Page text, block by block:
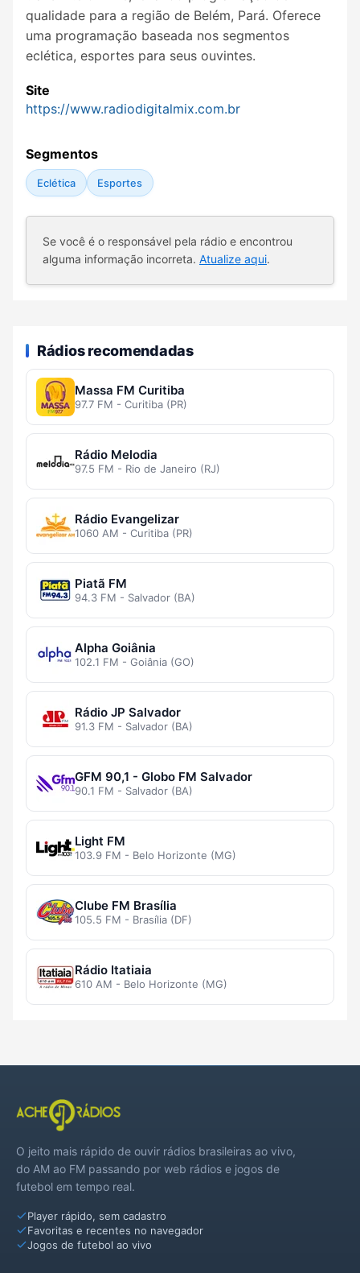
qualidade para a região de Belém, Pará. Oferece
uma programação baseada nos segmentos
eclética, esportes para seus ouvintes.
Site
https://www.radiodigitalmix.com.br
Segmentos
Eclética Esportes
Se você é o responsável pela rádio e encontrou
alguma informação incorreta. Atualize aqui.
Rádios recomendadas
Massa FM Curitiba
97.7 FM - Curitiba (PR)
Rádio Melodia
97.5 FM - Rio de Janeiro (RJ)
Rádio Evangelizar
1060 AM - Curitiba (PR)
Piatã FM
94.3 FM - Salvador (BA)
Alpha Goiânia
102.1 FM - Goiânia (GO)
Rádio JP Salvador
91.3 FM - Salvador (BA)
GFM 90,1 - Globo FM Salvador
90.1 FM - Salvador (BA)
Light FM
103.9 FM - Belo Horizonte (MG)
Clube FM Brasília
105.5 FM - Brasília (DF)
Rádio Itatiaia
610 AM - Belo Horizonte (MG)
O jeito mais rápido de ouvir rádios brasileiras ao vivo,
do AM ao FM passando por web rádios e jogos de
futebol em tempo real.
Player rápido, sem cadastro
Favoritas e recentes no navegador
Jogos de futebol ao vivo